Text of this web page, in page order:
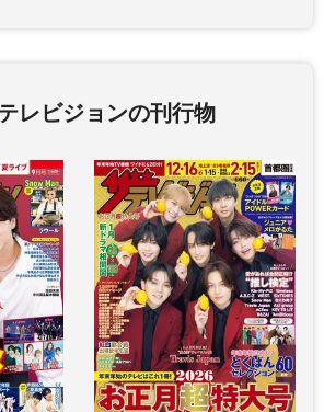
レビジョンの刊行物